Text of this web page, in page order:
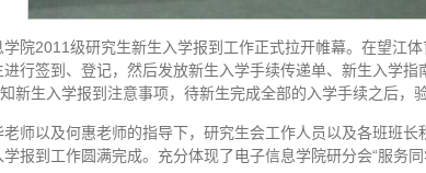
院2011级研究生新生入学报到工作正式拉开帷幕。在望江
行签到、登记，然后发放新生入学手续传递单、新生入学
新生入学报到注意事项，待新生完成全部的入学手续之后，
以及何惠老师的指导下，研究生会工作人员以及各班班长
报到工作圆满完成。充分体现了电子信息学院研分会“服务